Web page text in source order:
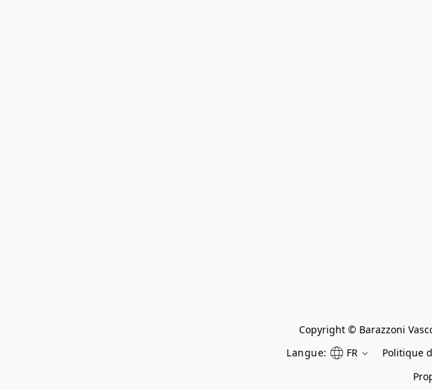
Copyright © Barazzoni
Langue:
FR Politique